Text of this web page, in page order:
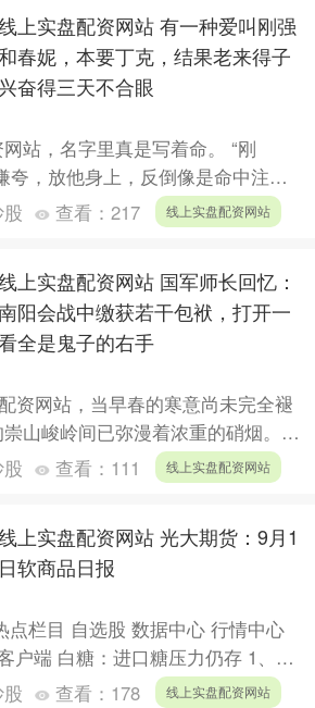
上实盘配资网站 有一种爱叫刚强
春妮，本要丁克，结果老来得子
兴奋得三天不合眼
站，名字里真是写着命。 “刚
，放他身上，反倒像是命中注
锣打鼓不一样，那是铁锤砸钢板，
查看： 217 线上实盘配资网站
上实盘配资网站 国军师长回忆：
阳会战中缴获若干包袱，打开一
全是鬼子的右手
资网站，当早春的寒意尚未完全褪
山峻岭间已弥漫着浓重的硝烟。这
日最后一战\"的南阳会战（又称豫
查看： 111 线上实盘配资网站
上实盘配资网站 光大期货：9月1
日软商品日报
点栏目 自选股 数据中心 行情中心
户端 白糖：进口糖压力仍存 1、原
呈震荡走势。消息方面，巴西国....
查看： 178 线上实盘配资网站